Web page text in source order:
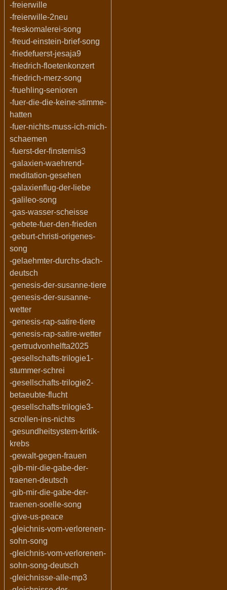
-freierwille
-freierwille-2neu
-freskomalerei-song
-freud-einstein-brief-song
-friedefuerst-jesaja9
-friedrich-floetenkonzert
-friedrich-merz-song
-fruehling-senioren
-fuer-die-die-keine-stimme-
hatten
-fuer-nichts-muss-ich-mich-
schaemen
-fuerst-der-finsternis3
-galaxien-waehrend-
meditation-gesehen
-galaxienflug-der-liebe
-galileo-song
-gas-wasser-scheisse
-gebete-fuer-den-frieden
-geburt-christi-origenes-
song
-gelaehmter-durchs-dach-
deutsch
-genesis-der-susanne-tiere
-genesis-der-susanne-
wetter
-genesis-rap-satire-tiere
-genesis-rap-satire-wetter
-gertrudvonhelfta2025
-gesellschafts-trilogie1-
stummer-schrei
-gesellschafts-trilogie2-
betaeubte-flucht
-gesellschafts-trilogie3-
scrollen-ins-nichts
-gesundheitsystem-kritik-
krebs
-gewalt-gegen-frauen
-gib-mir-die-gabe-der-
traenen-deutsch
-gib-mir-die-gabe-der-
traenen-soelle-song
-give-us-peace
-gleichnis-vom-verlorenen-
sohn-song
-gleichnis-vom-verlorenen-
sohn-song-deutsch
-gleichnisse-alle-mp3